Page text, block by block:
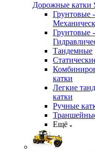
Дорожные катки
Грунтовые -
Грунтовые -
Тандемные
катки
Легкие
катки
Ручные
Ещё